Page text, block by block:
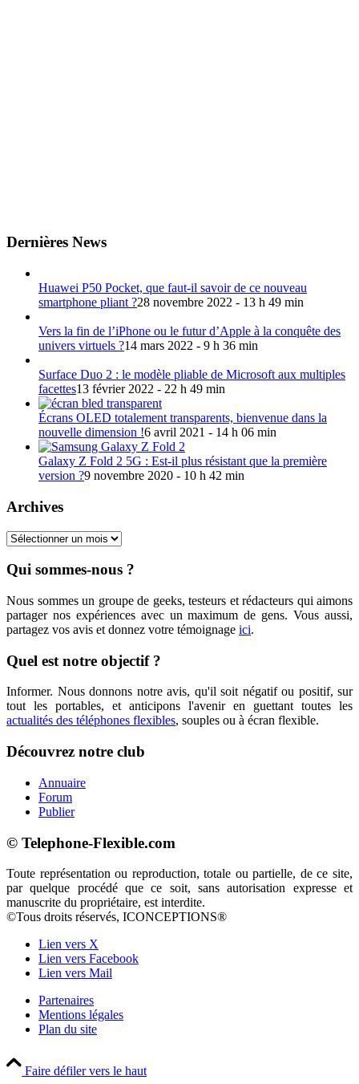
Dernières News
Huawei P50 Pocket, que faut-il savoir de ce nouveau
smartphone pliant ?28 novembre 2022 - 13 h 49 min
Vers la fin de l’iPhone ou le futur d’Apple à la conquête des
univers virtuels ?14 mars 2022 - 9 h 36 min
Surface Duo 2 : le modèle pliable de Microsoft aux multiples
facettes13 février 2022 - 22 h 49 min
Écrans OLED totalement transparents, bienvenue dans la
nouvelle dimension !6 avril 2021 - 14 h 06 min
Galaxy Z Fold 2 5G : Est-il plus résistant que la première
version ?9 novembre 2020 - 10 h 42 min
Archives
Archives
Qui sommes-nous ?
Nous sommes un groupe de geeks, testeurs et rédacteurs qui aimons
partager nos expériences avec un maximum de gens. Vous aussi,
partagez vos avis et donnez votre témoignage ici.
Quel est notre objectif ?
Informer. Nous donnons notre avis, qu'il soit négatif ou positif, sur
tout les portables, et anticipons l'avenir en guettant toutes les
actualités des téléphones flexibles, souples ou à écran flexible.
Découvrez notre club
Annuaire
Forum
Publier
© Telephone-Flexible.com
Toute représentation ou reproduction, totale ou partielle, de ce site,
par quelque procédé que ce soit, sans autorisation expresse et
manuscrite du propriétaire, est interdite.
©Tous droits réservés, ICONCEPTIONS®
Lien vers X
Lien vers Facebook
Lien vers Mail
Partenaires
Mentions légales
Plan du site
Faire défiler vers le haut